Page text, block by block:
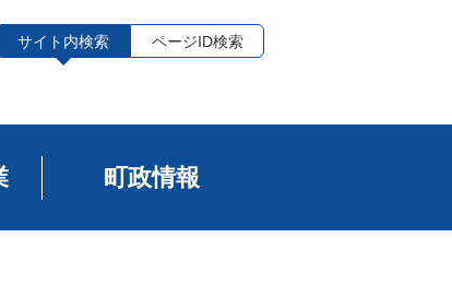
サイト内検索 ページID検索
町政情報